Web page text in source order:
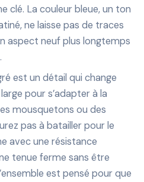
clé. La couleur bleue, un ton
ne laisse pas de traces
aspect neuf plus longtemps
est un détail qui change
pour s’adapter à la
mousquetons ou des
pas à batailler pour le
avec une résistance
tenue ferme sans être
est pensé pour que